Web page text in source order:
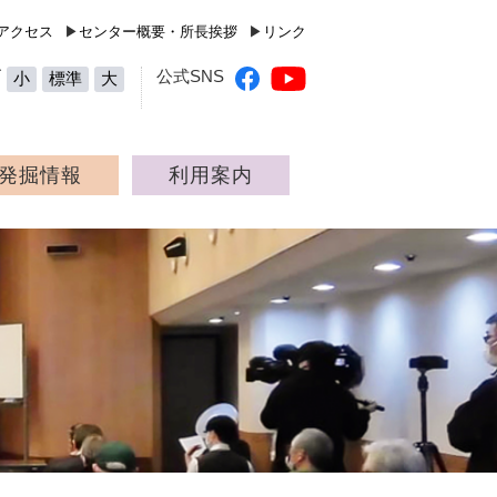
財団 高知県立埋蔵文化財センター（Kochi Prefecture
クセス ▶ センター概要・所長挨拶 ▶ リンク
小 標準 大 公式SNS
掘情報 利用案内